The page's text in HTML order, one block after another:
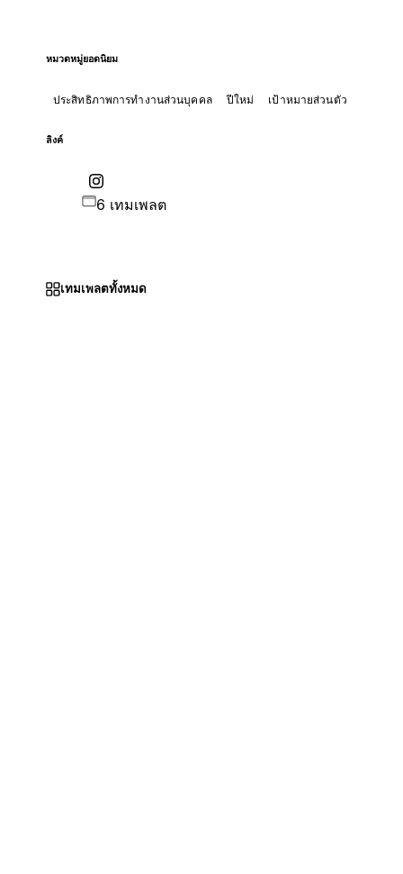
หมวดหมู่ยอดนิยม
ประสิทธิภาพการทำงานส่วนบุคคล ปีใหม่ เป้าหมายส่วนตัว
ลิงค์
6 เทมเพลต
เทมเพลตทั้งหมด